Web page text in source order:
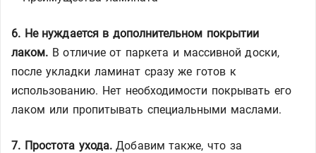
6. Не нуждается в дополнительном покрытии
лаком. В отличие от паркета и массивной доски,
после укладки ламинат сразу же готов к
использованию. Нет необходимости покрывать его
лаком или пропитывать специальными маслами.
7. Простота ухода.Добавим также, что за